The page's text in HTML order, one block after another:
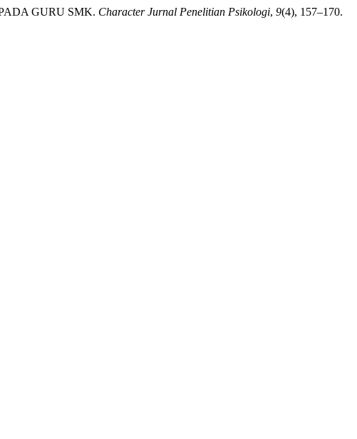
GURU SMK. Character Jurnal Penelitian Psikologi, 9(4), 157–170.